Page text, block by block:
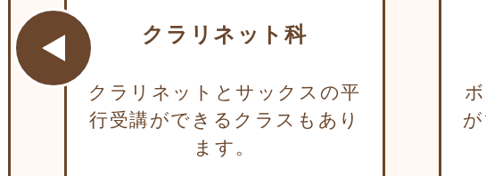
クラリネット科
クラリネットとサックスの平
行受講ができるクラスもあり
ます。